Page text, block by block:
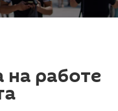
на работе